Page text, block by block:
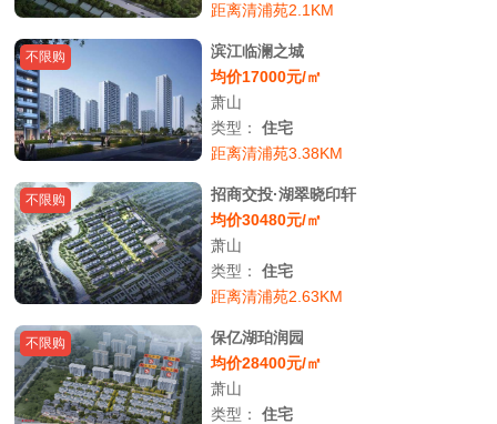
距离清浦苑2.1KM
不限购
滨江临澜之城
均价17000元/㎡
萧山
类型：住宅
距离清浦苑3.38KM
不限购
招商交投·湖翠晓印轩
均价30480元/㎡
萧山
类型：住宅
距离清浦苑2.63KM
不限购
保亿湖珀润园
均价28400元/㎡
萧山
类型：住宅